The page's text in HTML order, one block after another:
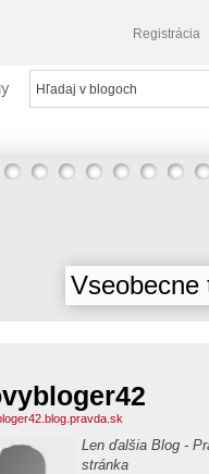
Registrácia
Vseobecne
Len ďalšia Blog -
stránka